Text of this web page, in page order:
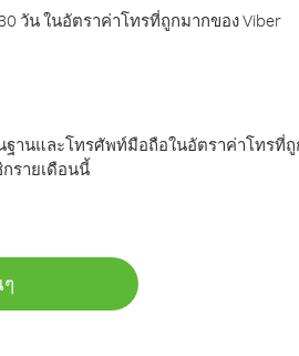
วัน ในอัตราค่าโทรที่ถูกมากของ Viber
านและโทรศัพท์มือถือในอัตราค่าโทรที่
รายเดือนนี้